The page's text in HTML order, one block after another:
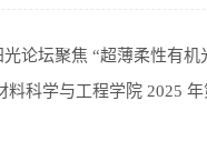
论坛聚焦 “超薄柔性有机
科学与工程学院 2025